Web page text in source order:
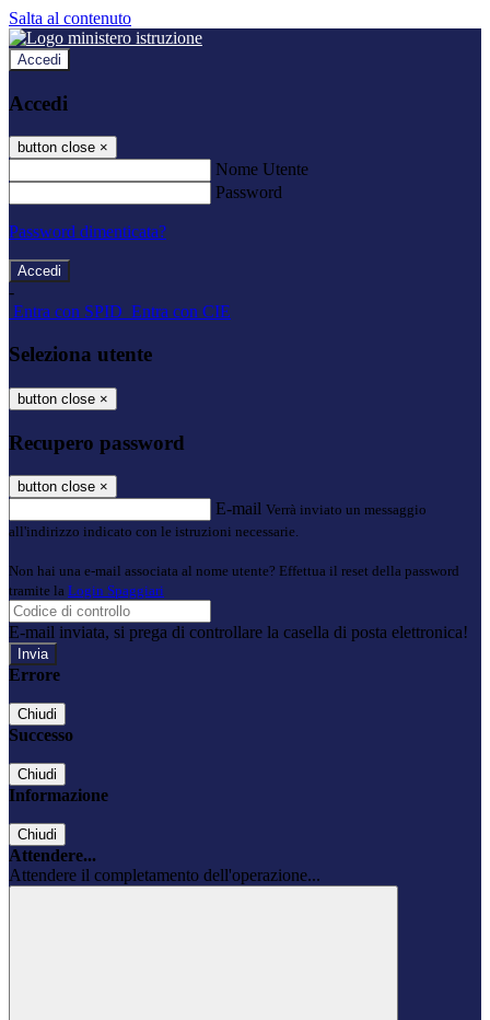
Salta al contenuto
Accedi
Accedi
button close ×
Nome Utente
Password
Password dimenticata?
-
Entra con SPID Entra con CIE
Seleziona utente
button close ×
Recupero password
button close ×
E-mail Verrà inviato un messaggio
all'indirizzo indicato con le istruzioni necessarie.
Non hai una e-mail associata al nome utente? Effettua il reset della password
tramite la Login Spaggiari
E-mail inviata, si prega di controllare la casella di posta elettronica!
Errore
Chiudi
Successo
Chiudi
Informazione
Chiudi
Attendere...
Attendere il completamento dell'operazione...